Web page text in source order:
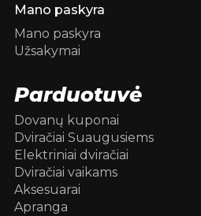
Mano paskyra
Mano paskyra
Užsakymai
Parduotuvė
Dovanų kuponai
Dviračiai Suaugusiems
Elektriniai dviračiai
Dviračiai vaikams
Aksesuarai
Apranga